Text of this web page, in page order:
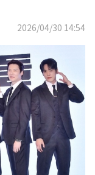
2026/04/30 14:54